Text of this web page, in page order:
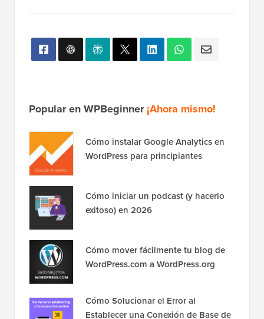
Popular en WPBeginner¡Ahora mismo!
Cómo instalar Google Analytics en
WordPress para principiantes
Cómo iniciar un podcast (y hacerlo
exitoso) en 2026
Cómo mover fácilmente tu blog de
WordPress.com a WordPress.org
Cómo Solucionar el Error al
Establecer una Conexión de Base de